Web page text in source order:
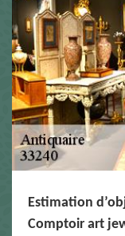
Estimation
Comptoir art